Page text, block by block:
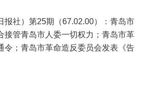
报社）第25期（67.02.00）：青岛市
接管青岛市人委一切权力；青岛市革
令；青岛市革命造反委员会发表《告